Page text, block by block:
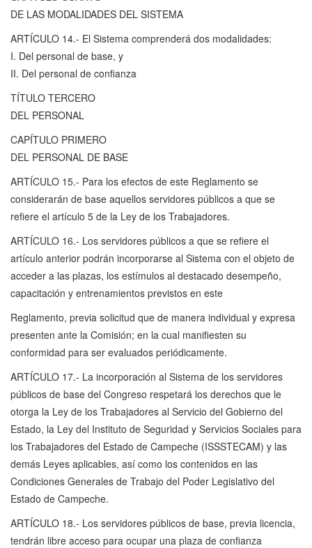
DE LAS MODALIDADES DEL SISTEMA
ARTÍCULO 14.- El Sistema comprenderá dos modalidades:
I. Del personal de base, y
II. Del personal de confianza
TÍTULO TERCERO
DEL PERSONAL
CAPÍTULO PRIMERO
DEL PERSONAL DE BASE
ARTÍCULO 15.- Para los efectos de este Reglamento se
considerarán de base aquellos servidores públicos a que se
refiere el artículo 5 de la Ley de los Trabajadores.
ARTÍCULO 16.- Los servidores públicos a que se refiere el
artículo anterior podrán incorporarse al Sistema con el objeto de
acceder a las plazas, los estímulos al destacado desempeño,
capacitación y entrenamientos previstos en este
Reglamento, previa solicitud que de manera individual y expresa
presenten ante la Comisión; en la cual manifiesten su
conformidad para ser evaluados periódicamente.
ARTÍCULO 17.- La incorporación al Sistema de los servidores
públicos de base del Congreso respetará los derechos que le
otorga la Ley de los Trabajadores al Servicio del Gobierno del
Estado, la Ley del Instituto de Seguridad y Servicios Sociales para
los Trabajadores del Estado de Campeche (ISSSTECAM) y las
demás Leyes aplicables, así como los contenidos en las
Condiciones Generales de Trabajo del Poder Legislativo del
Estado de Campeche.
ARTÍCULO 18.- Los servidores públicos de base, previa licencia,
tendrán libre acceso para ocupar una plaza de confianza